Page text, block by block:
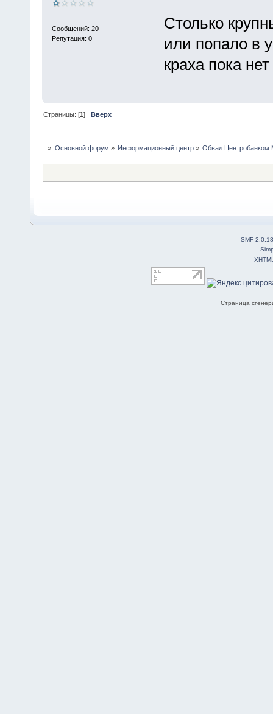
Сообщений: 20
Репутация: 0
Столько
или попало в
краха пока нет
Страницы: [1] Вверх
» Основной форум » Информационный центр» Обвал Центробанком
SMF 2.0.18
Страница